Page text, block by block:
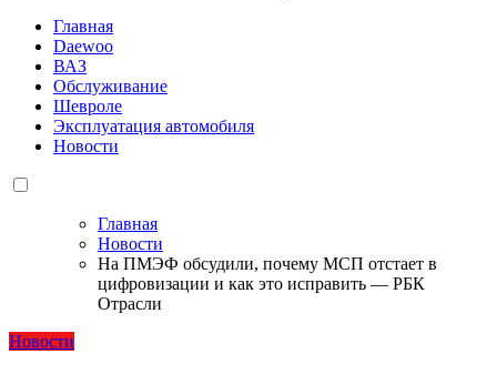
Главная
Daewoo
ВАЗ
Обслуживание
Шевроле
Эксплуатация автомобиля
Новости
Главная
Новости
На ПМЭФ обсудили, почему МСП отстает в
цифровизации и как это исправить — РБК
Отрасли
Новости